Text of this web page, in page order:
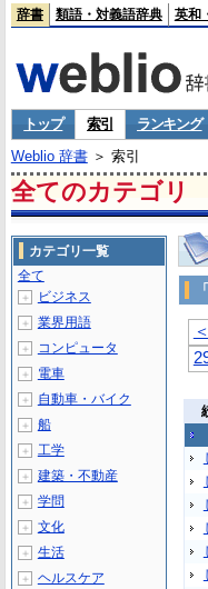
辞書 類語・対義語辞典 英和
トップ 索引 ランキング
Weblio 辞書＞ 索引
全てのカテゴリ
カテゴリ一覧
全て
＋ ビジネス
＋ 業界用語
＋ コンピュータ
＋ 電車
＋ 自動車・バイク
＋ 船
＋ 工学
＋ 建築・不動産
＋ 学問
＋ 文化
＋ 生活
＋ ヘルスケア